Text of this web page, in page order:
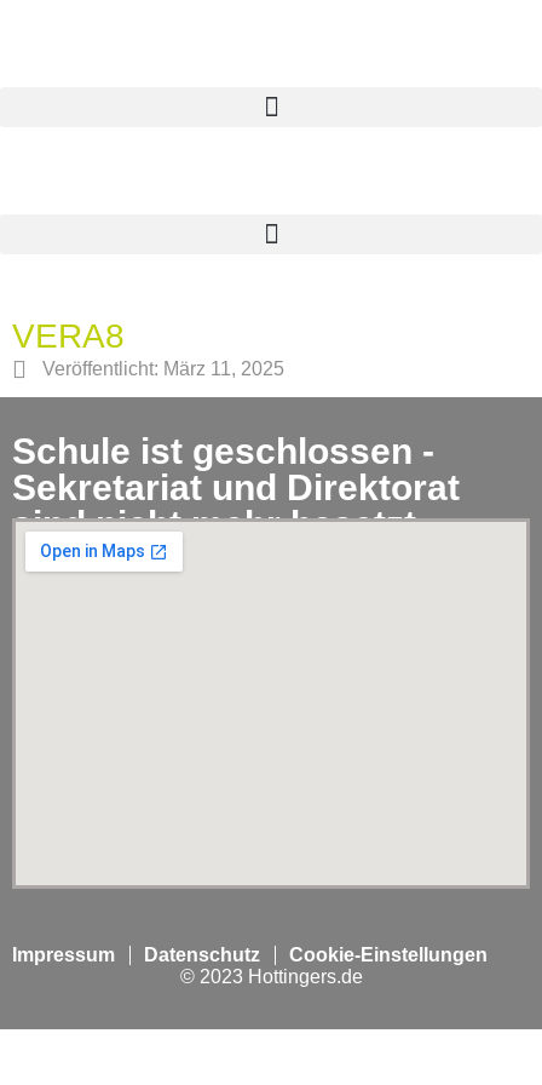
VERA8
Veröffentlicht: März 11, 2025
Schule ist geschlossen -
Sekretariat und Direktorat
sind nicht mehr besetzt.
Impressum Datenschutz
Cookie-Einstellungen
© 2023 Hottingers.de